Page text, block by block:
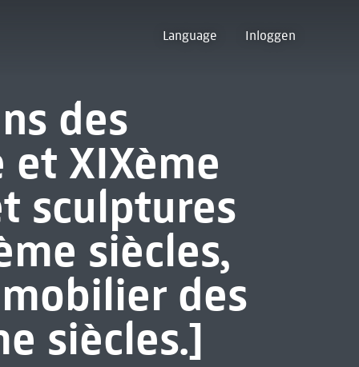
Language Inloggen
des
et XIXème
sculptures
siècles,
des
siècles.]